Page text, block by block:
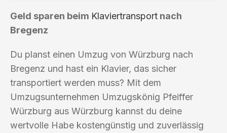
Geld sparen beim Klaviertransport nach
Bregenz
Du planst einen Umzug von Würzburg nach
Bregenz und hast ein Klavier, das sicher
transportiert werden muss? Mit dem
Umzugsunternehmen Umzugskönig Pfeiffer
Würzburg aus Würzburg kannst du deine
wertvolle Habe kostengünstig und zuverlässig